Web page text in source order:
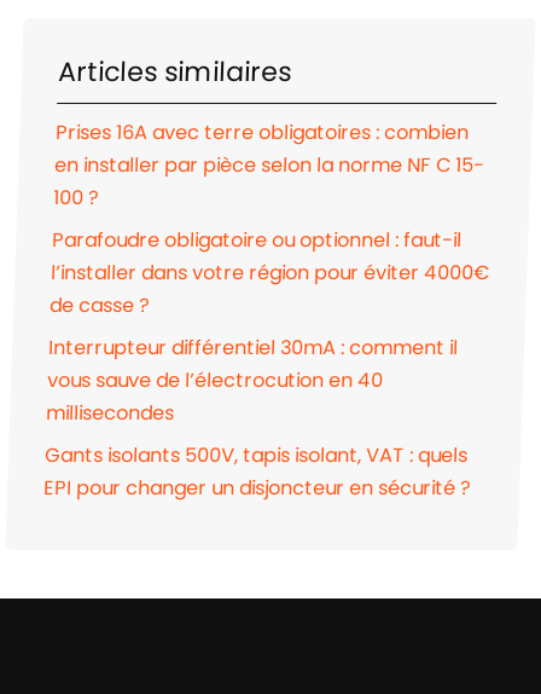
Articles similaires
Prises 16A avec terre obligatoires : combien
en installer par pièce selon la norme NF C 15-
100 ?
Parafoudre obligatoire ou optionnel : faut-il
l’installer dans votre région pour éviter 4000€
de casse ?
Interrupteur différentiel 30mA : comment il
vous sauve de l’électrocution en 40
millisecondes
Gants isolants 500V, tapis isolant, VAT : quels
EPI pour changer un disjoncteur en sécurité ?